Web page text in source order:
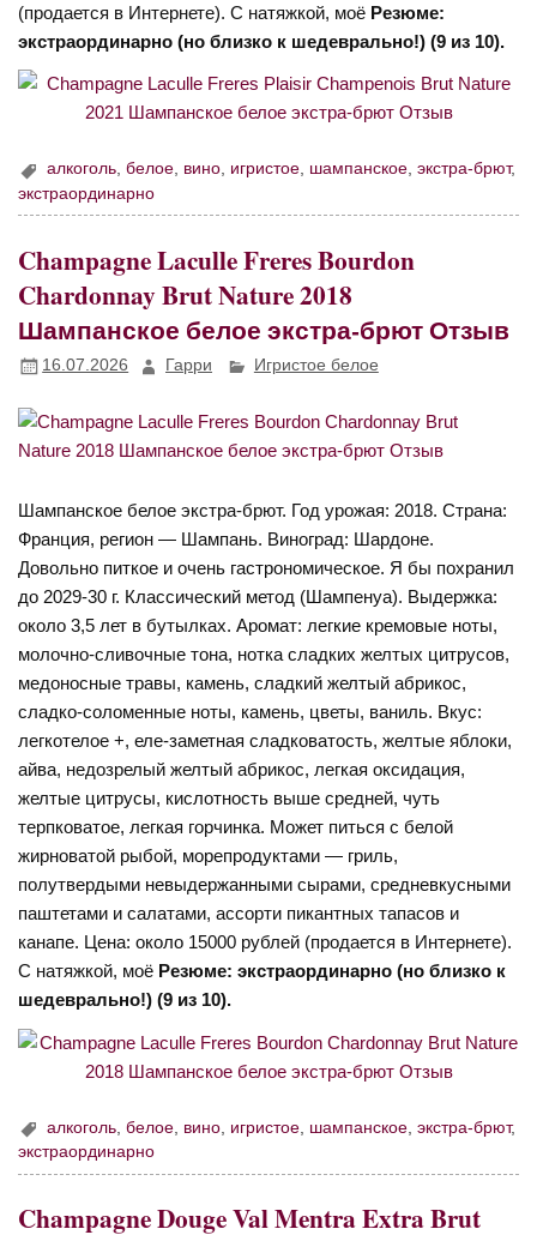
(продается в Интернете). С натяжкой, моё Резюме:
экстраординарно (но близко к шедеврально!) (9 из 10).
алкоголь,белое, вино, игристое, шампанское,экстра-брют,
экстраординарно
Champagne Laculle Freres Bourdon
Chardonnay Brut Nature 2018
Шампанское белое экстра-брют Отзыв
16.07.2026 Гарри Игристое белое
Шампанское белое экстра-брют. Год урожая: 2018. Страна:
Франция, регион — Шампань. Виноград: Шардоне.
Довольно питкое и очень гастрономическое. Я бы похранил
до 2029-30 г. Классический метод (Шампенуа). Выдержка:
около 3,5 лет в бутылках. Аромат: легкие кремовые ноты,
молочно-сливочные тона, нотка сладких желтых цитрусов,
медоносные травы, камень, сладкий желтый абрикос,
сладко-соломенные ноты, камень, цветы, ваниль. Вкус:
легкотелое +, еле-заметная сладковатость, желтые яблоки,
айва, недозрелый желтый абрикос, легкая оксидация,
желтые цитрусы, кислотность выше средней, чуть
терпковатое, легкая горчинка. Может питься с белой
жирноватой рыбой, морепродуктами — гриль,
полутвердыми невыдержанными сырами, средневкусными
паштетами и салатами, ассорти пикантных тапасов и
канапе. Цена: около 15000 рублей (продается в Интернете).
С натяжкой, моё Резюме: экстраординарно (но близко к
шедеврально!) (9 из 10).
алкоголь ,белое вино игристое шампанское ,экстра-брют,
экстраординарно
Champagne Douge Val Mentra Extra Brut